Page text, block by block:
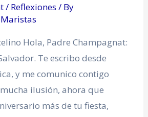
/ Reflexiones / By
Hola, Padre Champagnat:
Te escribo desde
y me comunico contigo
ilusión, ahora que
más de tu fiesta,